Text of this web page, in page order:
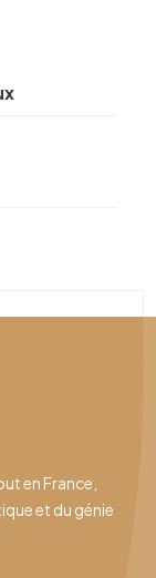
en France,
et du génie